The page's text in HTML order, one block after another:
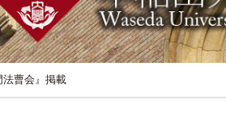
法曹会』掲載